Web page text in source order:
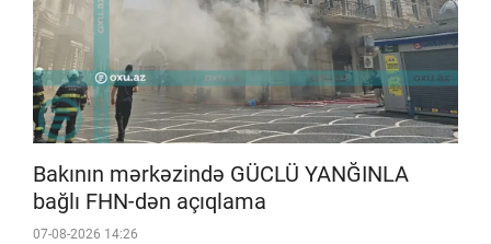
Bakının mərkəzində GÜCLÜ YANĞINLA
bağlı FHN-dən açıqlama
07-08-2026 14:26